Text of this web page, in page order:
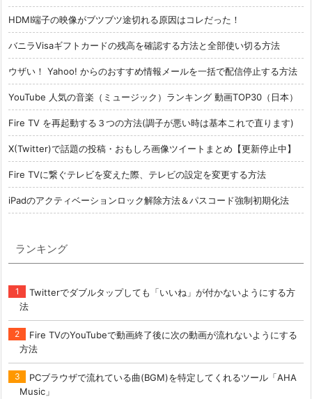
HDMI端子の映像がブツブツ途切れる原因はコレだった！
バニラVisaギフトカードの残高を確認する方法と全部使い切る方法
ウザい！ Yahoo! からのおすすめ情報メールを一括で配信停止する方法
YouTube 人気の音楽（ミュージック）ランキング 動画TOP30（日本）
Fire TV を再起動する３つの方法(調子が悪い時は基本これで直ります)
X(Twitter)で話題の投稿・おもしろ画像ツイートまとめ【更新停止中】
Fire TVに繋ぐテレビを変えた際、テレビの設定を変更する方法
iPadのアクティベーションロック解除方法＆パスコード強制初期化法
ランキング
Twitterでダブルタップしても「いいね」が付かないようにする方
法
Fire TVのYouTubeで動画終了後に次の動画が流れないようにする
方法
PCブラウザで流れている曲(BGM)を特定してくれるツール「AHA
Music」